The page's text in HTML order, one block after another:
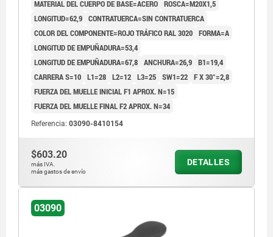
MATERIAL DEL CUERPO DE BASE=ACERO ROSCA=M20X1,5
LONGITUD=62,9 CONTRATUERCA=SIN CONTRATUERCA
COLOR DEL COMPONENTE=ROJO TRÁFICO RAL 3020 FORMA=A
LONGITUD DE EMPUÑADURA=53,4
LONGITUD DE EMPUÑADURA=67,8 ANCHURA=26,9 B1=19,4
CARRERA S=10 L1=28 L2=12 L3=25 SW1=22 F X 30°=2,8
FUERZA DEL MUELLE INICIAL F1 APROX. N=15
FUERZA DEL MUELLE FINAL F2 APROX. N=34
Referencia: 03090-8410154
$603.20
más IVA.
más gastos de envío
DETALLES
03090